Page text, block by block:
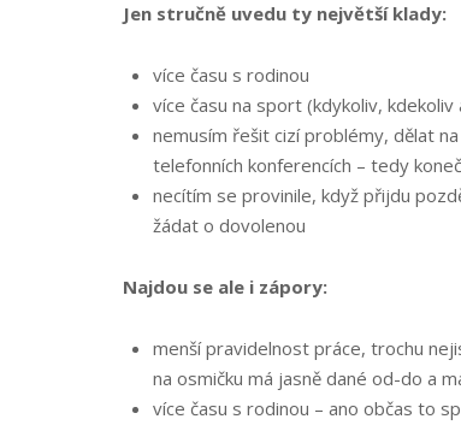
Jen stručně uvedu ty největší klady:
více času s rodinou
více času na sport (kdykoliv, kdekoliv
nemusím řešit cizí problémy, dělat
telefonních konferencích – tedy
necítím se provinile, když přijdu
žádat o dovolenou
Najdou se ale i zápory:
menší pravidelnost práce, trochu
na osmičku má jasně dané od-do a
více času s rodinou – ano občas to